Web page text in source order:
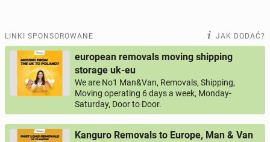
LINKI SPONSOROWANE JAK DODAĆ?
european removals moving shipping
storage uk-eu
We are No1 Man&Van, Removals, Shipping,
Moving operating 6 days a week, Monday-
Saturday, Door to Door.
Kanguro Removals to Europe, Man & Van